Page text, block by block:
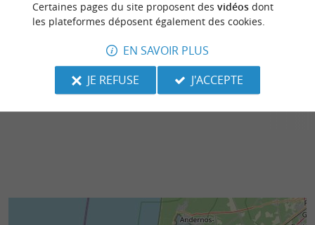
Biscarrosse
Biscarrosse se divise en trois secteurs : Biscarrosse-
Ville, installé dans les terres ; Biscarrosse-Lac ; ...
Plage Sud
une plage ...
Certaines pages du site proposent des vidéosdont
les plateformes déposent également des cookies.
EN SAVOIR PLUS
JE REFUSE
J'ACCEPTE